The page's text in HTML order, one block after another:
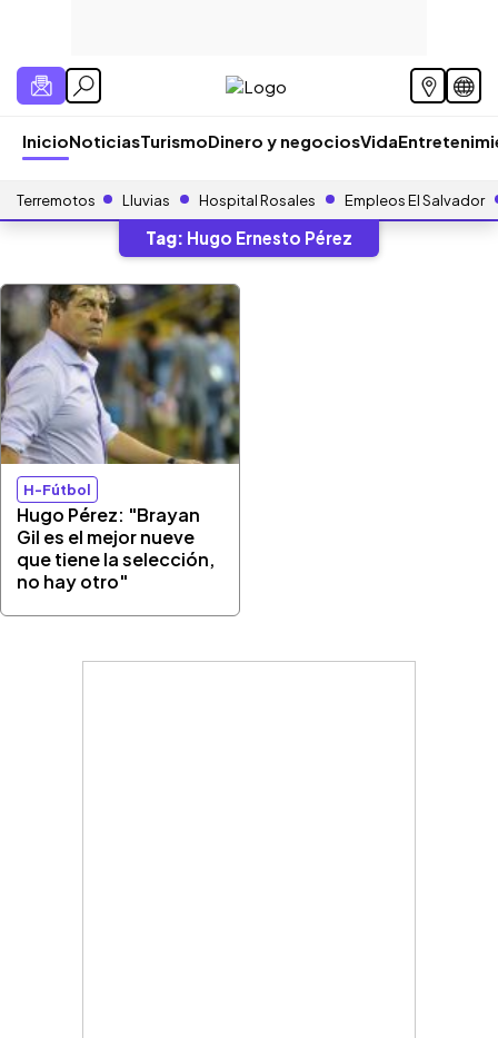
InicioNoticiasTurismoDinero y negociosVida
Terremotos Lluvias Hospital Rosales Empleos El Salvador
Tag: Hugo Ernesto Pérez
H-Fútbol
Hugo Pérez: "Brayan
Gil es el mejor nueve
que tiene la selección,
no hay otro"